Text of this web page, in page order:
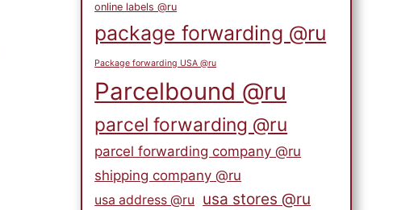
online labels @ru
package forwarding @ru
Package forwarding USA @ru
Parcelbound @ru
parcel forwarding @ru
parcel forwarding company @ru
shipping company @ru
usa address @ru usa stores @ru